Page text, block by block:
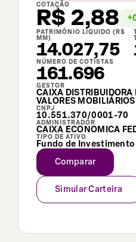
COTAÇÃO
R$ 2,88 +
PATRIMÔNIO LÍQUIDO (R$
MM)
14.027,75
NÚMERO DE COTISTAS
161.696
GESTOR
CAIXA DISTRIBUIDORA
VALORES
CNPJ
10.551.370/0001-70
ADMINISTRADOR
CAIXA ECONOMICA
TIPO DE ATIVO
Fundo de Investimento
Comparar
Simular Carteira